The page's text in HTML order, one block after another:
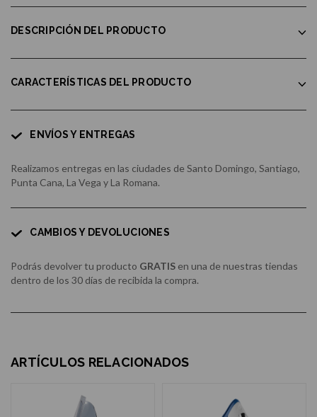
DESCRIPCIÓN DEL PRODUCTO
CARACTERÍSTICAS DEL PRODUCTO
ENVÍOS Y ENTREGAS
Realizamos entregas en las ciudades de Santo Domingo, Santiago,
Punta Cana, La Vega y La Romana.
CAMBIOS Y DEVOLUCIONES
Podrás devolver tu producto GRATIS en una de nuestras tiendas
dentro de los 30 días de recibida la compra.
ARTÍCULOS RELACIONADOS